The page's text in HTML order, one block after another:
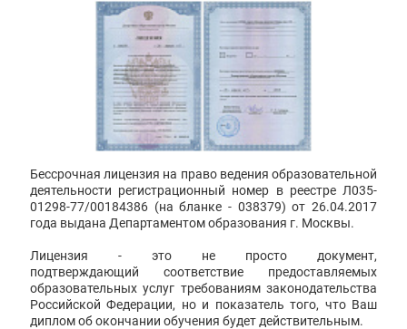
Бессрочная лицензия на право ведения образовательной
деятельности регистрационный номер в реестре Л035-
01298-77/00184386 (на бланке - 038379) от 26.04.2017
года выдана Департаментом образования г. Москвы.
Лицензия - это не просто документ,
подтверждающий соответствие предоставляемых
образовательных услуг требованиям законодательства
Российской Федерации, но и показатель того, что Ваш
диплом об окончании обучения будет действительным.